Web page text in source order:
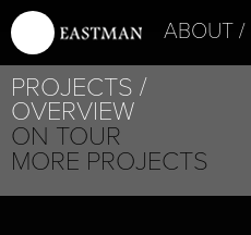
ABOUT
PROJECTS
OVERVIEW
ON TOUR
MORE PROJECTS